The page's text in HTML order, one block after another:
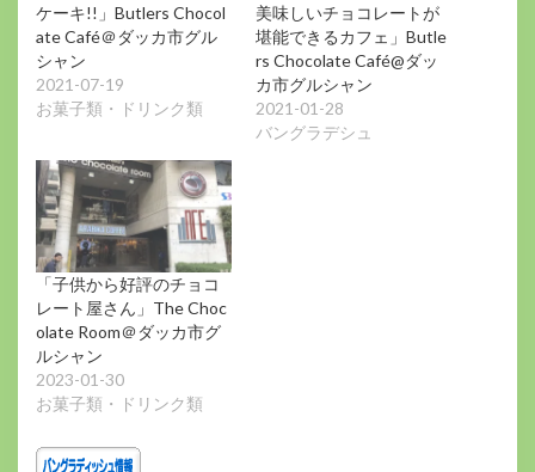
ケーキ!!」Butlers Chocol
ate Café＠ダッカ市グル
シャン
2021-07-19
お菓子類・ドリンク類
美味しいチョコレートが
堪能できるカフェ」Butle
rs Chocolate Café@ダッ
カ市グルシャン
2021-01-28
バングラデシュ
「子供から好評のチョコ
レート屋さん」The Choc
olate Room＠ダッカ市グ
ルシャン
2023-01-30
お菓子類・ドリンク類